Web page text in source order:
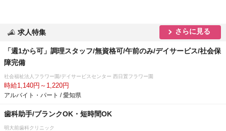
求人特集 さらに見る
「週1から可」調理スタッフ/無資格可/午前のみ/デイサービス/社会保
障完備
社会福祉法人フラワー園/デイサービスセンター 西日置フラワー園
時給1,140円～1,220円
アルバイト・パート / 愛知県
歯科助手/ブランクOK・短時間OK
明大前歯科クリニック